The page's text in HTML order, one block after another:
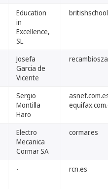
Education
in
Excellence,
SL
Josefa
Garcia de
Vicente
Sergio
Montilla
Haro
Electro
Mecanica
Cormar SA
cormar.es
- rcn.es